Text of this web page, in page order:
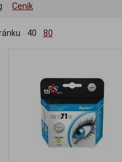
Ceník
40 80